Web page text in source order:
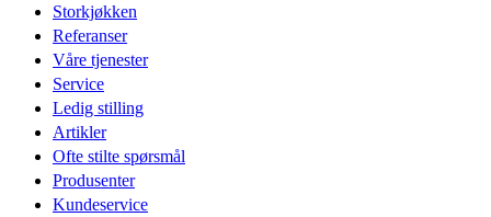
Storkjøkken
Referanser
Våre tjenester
Service
Ledig stilling
Artikler
Ofte stilte spørsmål
Produsenter
Kundeservice